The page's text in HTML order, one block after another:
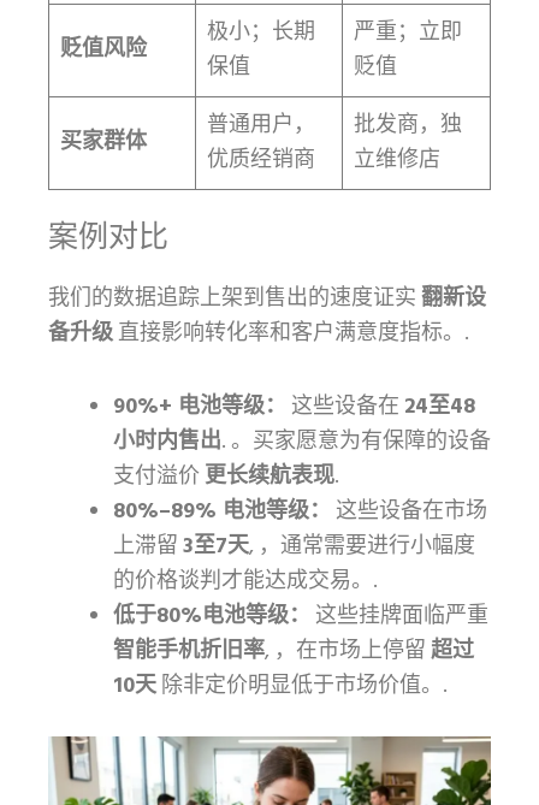
贬值风险
极小；长期
保值
严重；立即
贬值
买家群体
普通用户，
优质经销商
批发商，独
立维修店
案例对比
我们的数据追踪上架到售出的速度证实翻新设
备升级直接影响转化率和客户满意度指标。.
90%+ 电池等级： 这些设备在 24至48
小时内售出. 。买家愿意为有保障的设备
支付溢价更长续航表现.
80%–89% 电池等级： 这些设备在市场
上滞留3至7天, ，通常需要进行小幅度
的价格谈判才能达成交易。.
低于80%电池等级： 这些挂牌面临严重
智能手机折旧率, ，在市场上停留超过
10天除非定价明显低于市场价值。.